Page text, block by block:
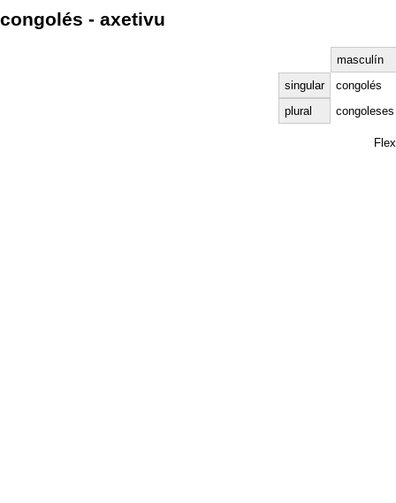
congolés - axetivu
masculín
singular
congolés
plural
congoleses